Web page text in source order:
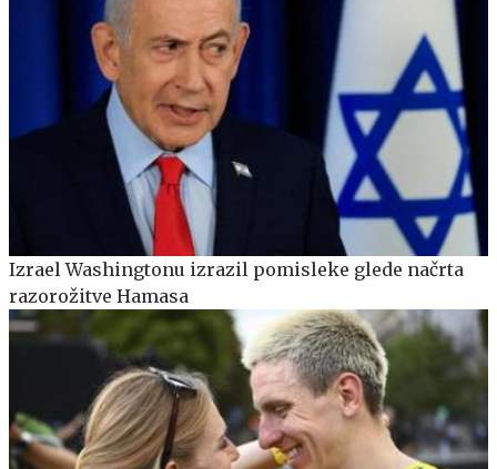
Izrael Washingtonu izrazil pomisleke glede načrta
razorožitve Hamasa